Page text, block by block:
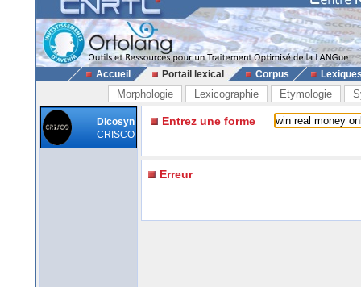
Accueil Portail lexical Corpus
Morphologie Lexicographie Etymologie
Dicosyn
CRISCO
Entrez une forme
Erreur